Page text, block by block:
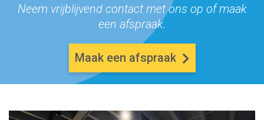
Neem vrijblijvend contact met ons op of maak
een afspraak.
Maak een afspraak